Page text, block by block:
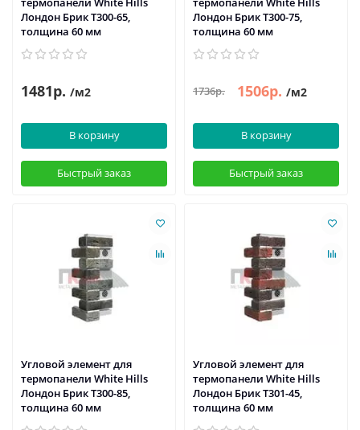
Лондон Брик Т300-65,
толщина 60 мм
1481р. /м2
В корзину
Быстрый заказ
Лондон Брик Т300-75,
толщина 60 мм
1736р. 1506р. /м2
В корзину
Быстрый заказ
Угловой элемент для
термопанели White Hills
Лондон Брик Т300-85,
толщина 60 мм
Угловой элемент для
термопанели White Hills
Лондон Брик Т301-45,
толщина 60 мм